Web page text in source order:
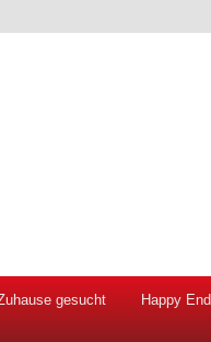
gesucht Happy End